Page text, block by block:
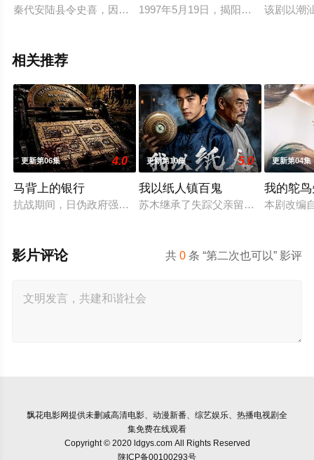
秦代安陆县令史喜，因未能洗刷秦娥故杀之冤被判秋后问斩，
1997年5月19日，揭阳市 普宁——惠
该剧以潮
相关推荐
更新第06集 4.0
马背上的银行
抗战期间，日伪政府强行推广、使用由“中国准备银行”发行的
更新第10集 5.0
我以纸人镇百鬼
苏木继承了失踪父亲留下的白事馆，
更新第04集
我的鸵
本剧改编
共0 条 “第二次也可以” 影评
影片评论
飘花电影网提供未删减高清电影、动漫新番、综艺娱乐、热播电视剧全
集免费在线观看
Copyright © 2020 ldgys.com All Rights Reserved
陕ICP备00100293号